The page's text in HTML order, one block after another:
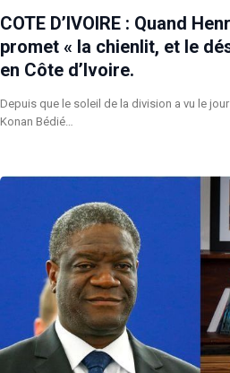
COTE D’IVOIRE : Quand
promet « la chienlit, et le
en Côte d’Ivoire.
Depuis que le soleil de la division a vu le
Konan Bédié…